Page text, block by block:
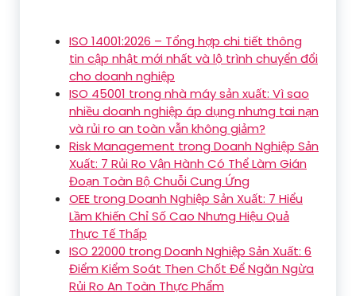
ISO 14001:2026 – Tổng hợp chi tiết thông
tin cập nhật mới nhất và lộ trình chuyển đổi
cho doanh nghiệp
ISO 45001 trong nhà máy sản xuất: Vì sao
nhiều doanh nghiệp áp dụng nhưng tai nạn
và rủi ro an toàn vẫn không giảm?
Risk Management trong Doanh Nghiệp Sản
Xuất: 7 Rủi Ro Vận Hành Có Thể Làm Gián
Đoạn Toàn Bộ Chuỗi Cung Ứng
OEE trong Doanh Nghiệp Sản Xuất: 7 Hiểu
Lầm Khiến Chỉ Số Cao Nhưng Hiệu Quả
Thực Tế Thấp
ISO 22000 trong Doanh Nghiệp Sản Xuất: 6
Điểm Kiểm Soát Then Chốt Để Ngăn Ngừa
Rủi Ro An Toàn Thực Phẩm